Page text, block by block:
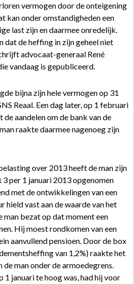
vermogen door de onteigening
kan onder omstandigheden een
last zijn en daarmee onredelijk.
dat de heffing in zijn geheel niet
advocaat-generaal René
vandaag is gepubliceerd.
bijna zijn hele vermogen op 31
Reaal. Een dag later, op 1 februari
de aandelen om de bank van de
raakte daarmee nagenoeg zijn
over 2013 heeft de man zijn
per 1 januari 2013 opgenomen
met de ontwikkelingen van een
hield vast aan de waarde van het
man bezat op dat moment een
Hij moest rondkomen van een
aanvullend pensioen. Door de box
van 1,2%) raakte het
man onder de armoedegrens.
januari te hoog was, had hij voor